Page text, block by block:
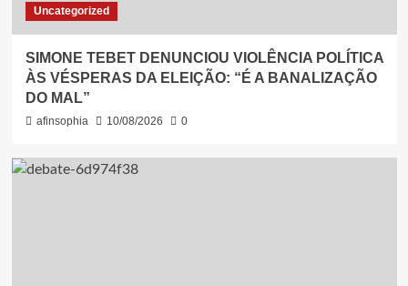
Uncategorized
SIMONE TEBET DENUNCIOU VIOLÊNCIA POLÍTICA
ÀS VÉSPERAS DA ELEIÇÃO: “É A BANALIZAÇÃO
DO MAL”
afinsophia 10/08/2026 0